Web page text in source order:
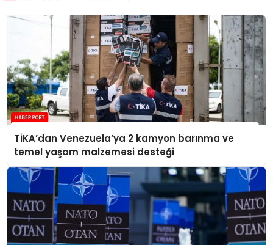
TİKA’dan Venezuela’ya 2 kamyon barınma ve
temel yaşam malzemesi desteği